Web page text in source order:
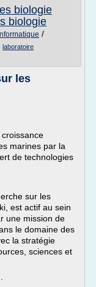
biologie
biologie
/
laboratoire
les
marines par la
de technologies
sur les
est actif au sein
une mission de
le domaine des
la stratégie
sciences et